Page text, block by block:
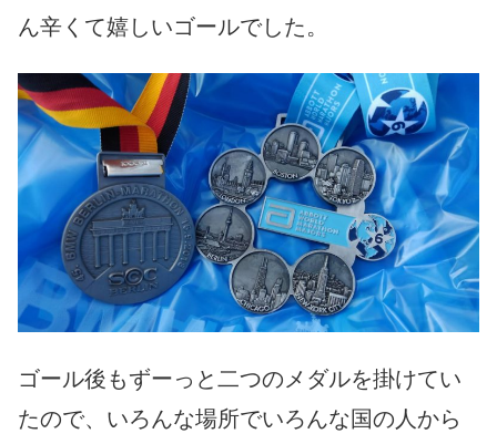
ん辛くて嬉しいゴールでした。
ゴール後もずーっと二つのメダルを掛けてい
たので、いろんな場所でいろんな国の人から